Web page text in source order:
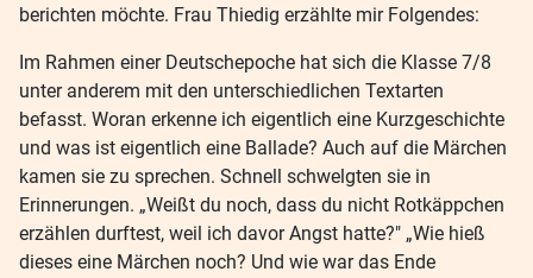
berichten möchte. Frau Thiedig erzählte mir Folgendes:
Im Rahmen einer Deutschepoche hat sich die Klasse 7/8
unter anderem mit den unterschiedlichen Textarten
befasst. Woran erkenne ich eigentlich eine Kurzgeschichte
und was ist eigentlich eine Ballade? Auch auf die Märchen
kamen sie zu sprechen. Schnell schwelgten sie in
Erinnerungen. „Weißt du noch, dass du nicht Rotkäppchen
erzählen durftest, weil ich davor Angst hatte?" „Wie hieß
dieses eine Märchen noch? Und wie war das Ende